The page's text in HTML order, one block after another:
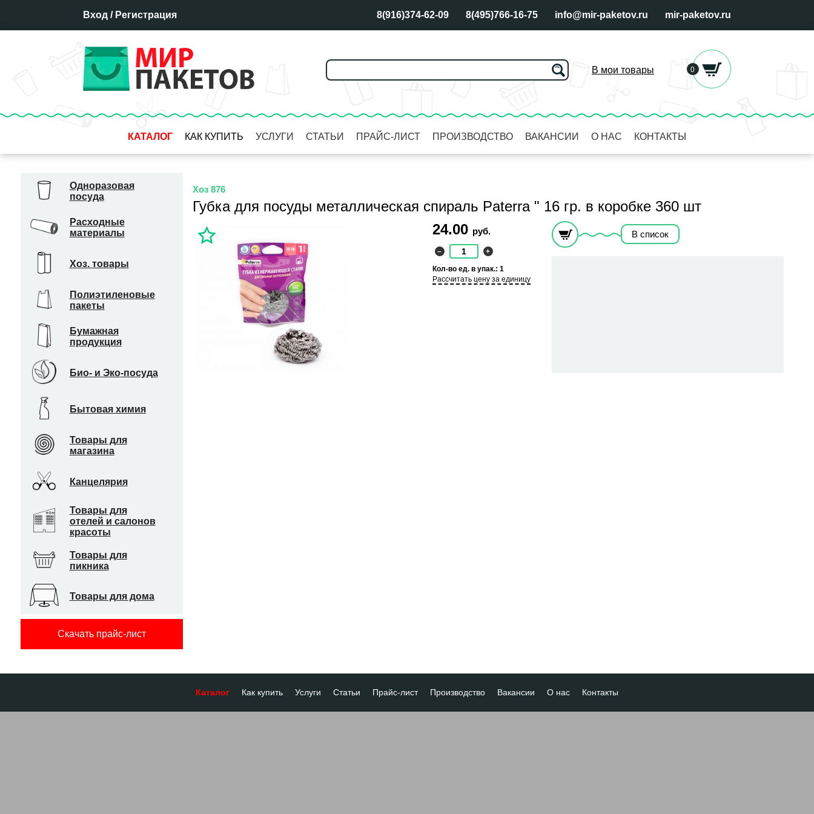
Вход / Регистрация 8(916)374-62-09 8(495)766-16-75 info@mir-paketov.ru mir-paketov.ru
В мои товары 0
КАТАЛОГ КАК КУПИТЬ
Бронирование товара
Гарантия
УСЛУГИ СТАТЬИ ПРАЙС-ЛИСТ ПРОИЗВОДСТВО ВАКАНСИИ О НАС КОНТАКТЫ
Одноразовая
посуда
Расходные
материалы
Хоз. товары
Полиэтиленовые
пакеты
Бумажная
продукция
Био- и Эко-посуда
Бытовая химия
Товары для
магазина
Канцелярия
Товары для
отелей и салонов
красоты
Товары для
пикника
Товары для дома
Скачать прайс-лист
Хоз 876
Губка для посуды металлическая спираль Paterra " 16 гр. в коробке 360 шт
24.00 руб.
– +
Кол-во ед. в упак.: 1
Рассчитать цену за единицу
В список
Каталог Как купить Услуги Статьи Прайс-лист Производство Вакансии О нас Контакты